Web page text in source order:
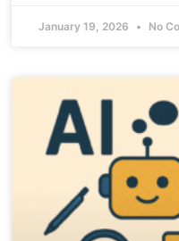
January 19, 2026 No